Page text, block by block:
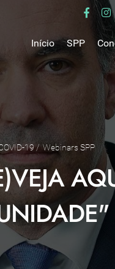
Início SPP
Estatutos
Núcleo
Parceiros
Como
Medalhas
19/ Webinars SPP